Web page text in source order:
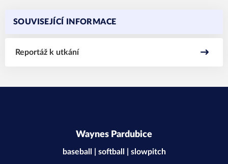
SOUVISEJÍCÍ INFORMACE
Reportáž k utkání
Waynes Pardubice
baseball | softball | slowpitch